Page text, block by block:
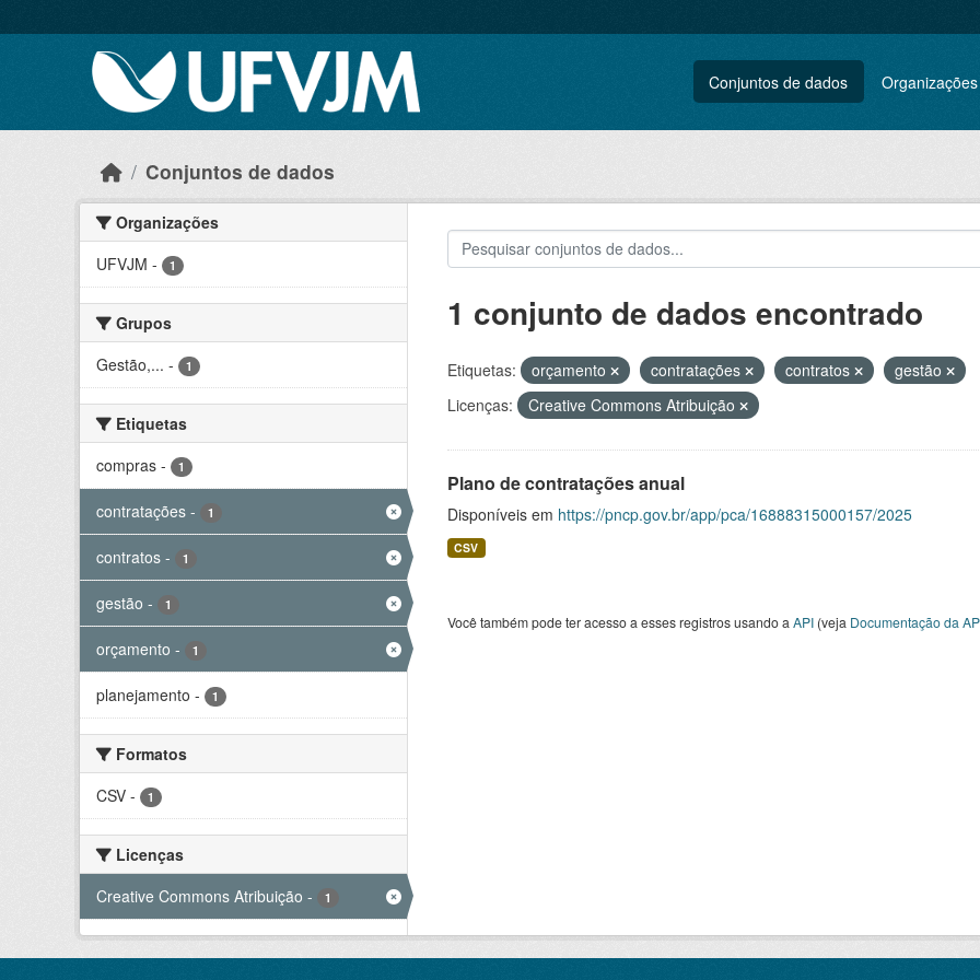
Conjuntos de dados Organizações
Conjuntos de dados
Organizações
UFVJM - 1
Grupos
Gestão,... - 1
Etiquetas
compras - 1
contratações - 1
contratos - 1
gestão - 1
orçamento - 1
planejamento - 1
Formatos
CSV - 1
Licenças
Creative Commons Atribuição - 1
1 conjunto de dados encontrado
Etiquetas: orçamento contratações contratos
gestão
Licenças:
Creative Commons Atribuição
Plano de contratações anual
Disponíveis em https://pncp.gov.br/app/pca/16888315000157/2025
CSV
Você também pode ter acesso a esses registros usando a API(veja Documentação da